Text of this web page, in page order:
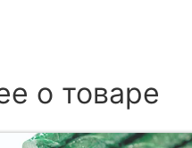
о товаре